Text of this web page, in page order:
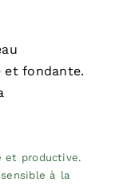
et fondante.
et productive.
à la